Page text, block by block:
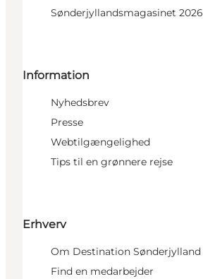
Sønderjyllandsmagasinet 2026
Information
Nyhedsbrev
Presse
Webtilgængelighed
Tips til en grønnere rejse
Erhverv
Om Destination Sønderjylland
Find en medarbejder